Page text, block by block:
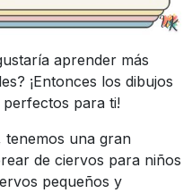
aprender más
¡Entonces los dibujos
para ti!
tenemos una gran
de ciervos para niños
pequeños y